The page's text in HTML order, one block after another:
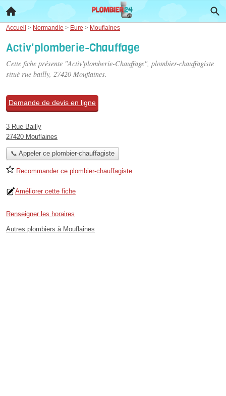
Accueil > Normandie > Eure > Mouflaines
Activ'plomberie-Chauffage
Cette fiche présente "Activ'plomberie-Chauffage", plombier-chauffagiste
situé rue bailly, 27420 Mouflaines.
Demande de devis en ligne
3 Rue Bailly
27420 Mouflaines
📞 Appeler ce plombier-chauffagiste
Recommander ce plombier-chauffagiste
Améliorer cette fiche
Renseigner les horaires
Autres plombiers à Mouflaines